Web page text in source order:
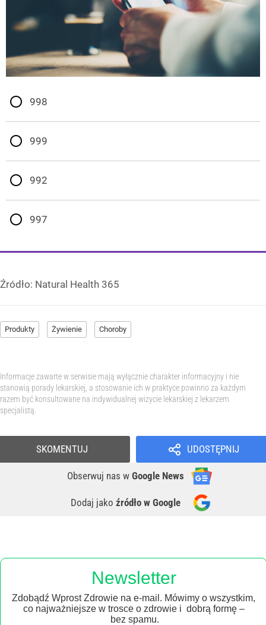
998
999
992
997
Źródło: Natural Health 365
Produkty Żywienie Choroby
Informacje zawarte w serwisie mają wyłącznie charakter informacyjny i nie
stanowią porady lekarskiej, a stosowanie ich w praktyce powinno za każdym
razem być konsultowane na indywidualnej wizycie lekarskiej z lekarzem
specjalistą.
UDOSTĘPNIJ
Obserwuj nas w Google News
Dodaj jako źródło w Google
SKOMENTUJ
Newsletter
Zdobądź Wprost Zdrowie na e-mail. Mówimy o wszystkim,
co najważniejsze w trosce o zdrowie i dobrą formę –
bez spamu.